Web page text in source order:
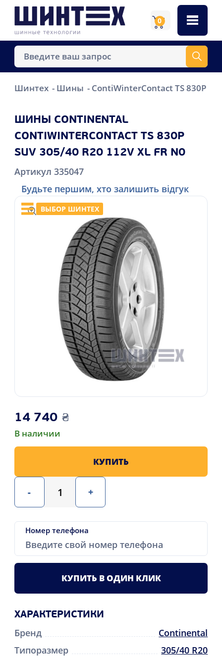
0
Шинтех Шины ContiWinterContact TS 830P
ШИНЫ CONTINENTAL
CONTIWINTERCONTACT TS 830P
SUV 305/40 R20 112V XL FR N0
Артикул 335047
Будьте першим, хто залишить відгук
ВЫБОР ШИНТЕХ
14 740 ₴
В наличии
- +
КУПИТЬ
Номер телефона
КУПИТЬ В ОДИН КЛИК
ХАРАКТЕРИСТИКИ
Бренд
Continental
Типоразмер
305/40 R20